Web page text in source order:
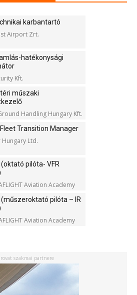
karbantartó
Airport Zrt.
hatékonysági
Kft.
műszaki
Handling Hungary Kft.
Transition Manager
Hungary Ltd.
pilóta- VFR
Aviation Academy
pilóta – IR
Aviation Academy
szakmai partnere